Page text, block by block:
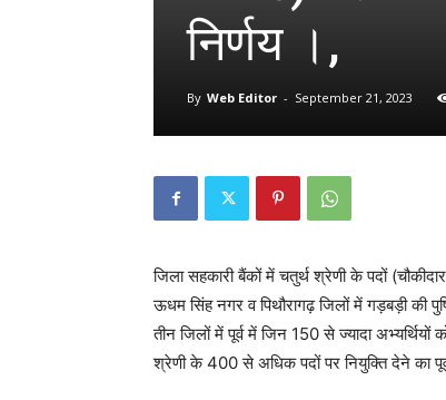
निर्णय ।,
By Web Editor - September 21, 2023
जिला सहकारी बैंकों में चतुर्थ श्रेणी के पदों
ऊधम सिंह नगर व पिथौरागढ़ जिलों में गड़बड़ी की
तीन जिलों में पूर्व में जिन 150 से ज्यादा
श्रेणी के 400 से अधिक पदों पर नियुक्ति देने का पूर्व